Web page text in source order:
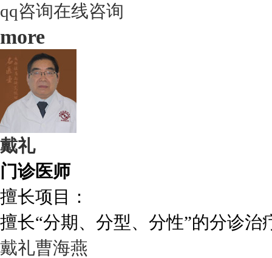
qq咨询在线咨询
more
戴礼
门诊医师
擅长项目：
擅长“分期、分型、分性”的分诊治
戴礼曹海燕